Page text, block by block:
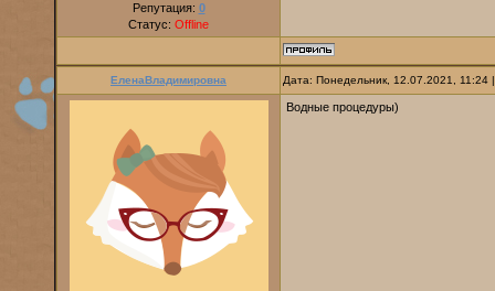
Репутация: 0
Статус: Offline
ЕленаВладимировна Дата: Понедельник, 12.07.2021,
Водные процедуры)